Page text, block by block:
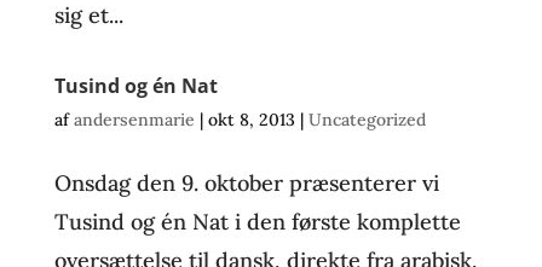
sig et...
Tusind og én Nat
afandersenmarie | okt 8, 2013| Uncategorized
Onsdag den 9. oktober præsenterer vi
Tusind og én Nat i den første komplette
oversættelse til dansk, direkte fra arabisk.